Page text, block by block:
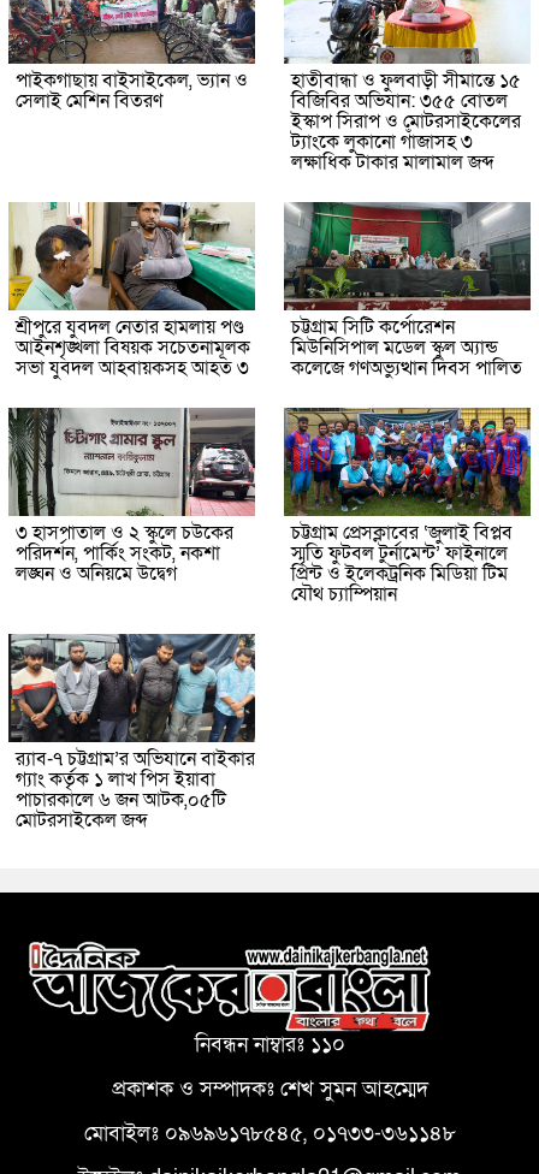
পাইকগাছায় বাইসাইকেল, ভ্যান ও
সেলাই মেশিন বিতরণ
হাতীবান্ধা ও ফুলবাড়ী সীমান্তে ১৫
বিজিবির অভিযান: ৩৫৫ বোতল
ইস্কাপ সিরাপ ও মোটরসাইকেলের
ট্যাংকে লুকানো গাঁজাসহ ৩
লক্ষাধিক টাকার মালামাল জব্দ
শ্রীপুরে যুবদল নেতার হামলায় পণ্ড
আইনশৃঙ্খলা বিষয়ক সচেতনামূলক
সভা যুবদল আহবায়কসহ আহত ৩
চট্টগ্রাম সিটি কর্পোরেশন
মিউনিসিপাল মডেল স্কুল অ্যান্ড
কলেজে গণঅভ্যুত্থান দিবস পালিত
৩ হাসপাতাল ও ২ স্কুলে চউকের
পরিদর্শন, পার্কিং সংকট, নকশা
লঙ্ঘন ও অনিয়মে উদ্বেগ
চট্টগ্রাম প্রেসক্লাবের ‘জুলাই বিপ্লব
স্মৃতি ফুটবল টুর্নামেন্ট’ ফাইনালে
প্রিন্ট ও ইলেকট্রনিক মিডিয়া টিম
যৌথ চ্যাম্পিয়ান
র‌্যাব-৭ চট্টগ্রাম’র অভিযানে বাইকার
গ্যাং কর্তৃক ১ লাখ পিস ইয়াবা
পাচারকালে ৬ জন আটক,০৫টি
মোটরসাইকেল জব্দ
নিবন্ধন নাম্বারঃ ১১০
প্রকাশক ও সম্পাদকঃ শেখ সুমন আহম্মেদ
মোবাইলঃ ০৯৬৯৬১৭৮৫৪৫, ০১৭৩৩-৩৬১১৪৮